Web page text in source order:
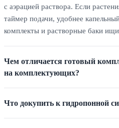
с аэрацией раствора. Если
таймер подачи, удобнее
комплекты и растворные баки
Чем отличается готовый
на комплектующих?
Что докупить к гидропонной